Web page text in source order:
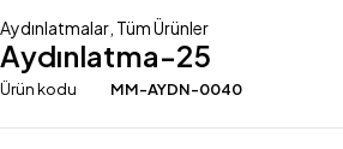
Aydınlatmalar Tüm Ürünler
Aydınlatma-25
Ürün kodu MM-AYDN-0040